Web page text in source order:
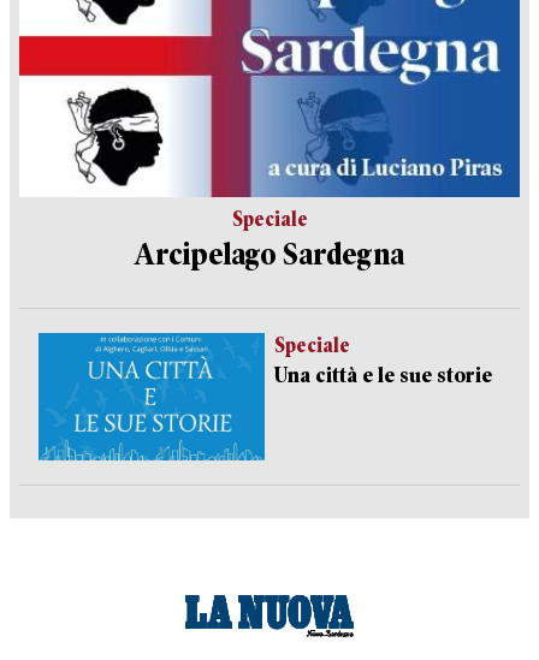
Speciale
Arcipelago Sardegna
Speciale
Una città e le sue storie